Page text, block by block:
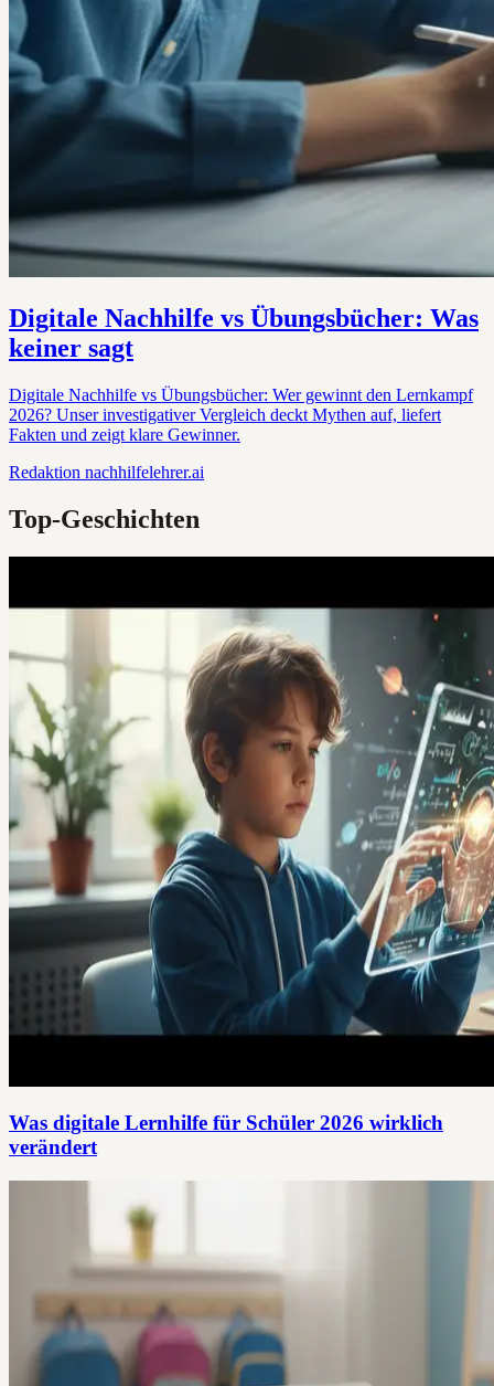
Digitale Nachhilfe vs Übungsbücher: Was
keiner sagt
Digitale Nachhilfe vs Übungsbücher: Wer gewinnt den Lernkampf
2026? Unser investigativer Vergleich deckt Mythen auf, liefert
Fakten und zeigt klare Gewinner.
Redaktion nachhilfelehrer.ai
Top-Geschichten
Was digitale Lernhilfe für Schüler 2026 wirklich
verändert